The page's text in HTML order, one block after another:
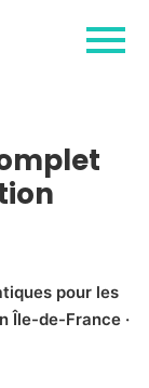
pour les
Île-de-France ·